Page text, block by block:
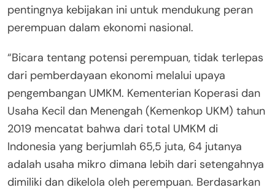
pentingnya kebijakan ini untuk mendukung peran
perempuan dalam ekonomi nasional.
“Bicara tentang potensi perempuan, tidak terlepas
dari pemberdayaan ekonomi melalui upaya
pengembangan UMKM. Kementerian Koperasi dan
Usaha Kecil dan Menengah (Kemenkop UKM) tahun
2019 mencatat bahwa dari total UMKM di
Indonesia yang berjumlah 65,5 juta, 64 jutanya
adalah usaha mikro dimana lebih dari setengahnya
dimiliki dan dikelola oleh perempuan. Berdasarkan